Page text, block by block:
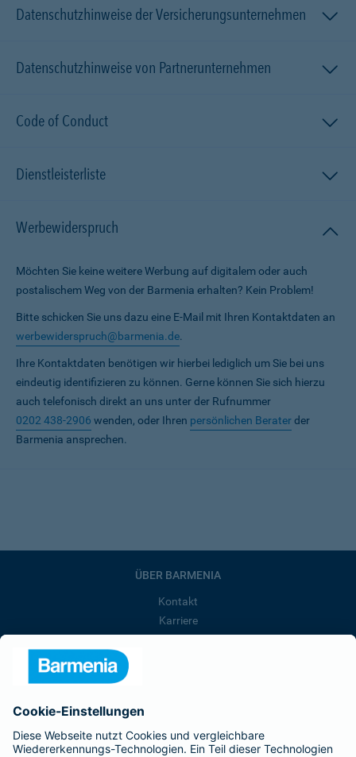
Datenschutzhinweise der Versicherungsunternehmen
Datenschutzhinweise von Partnerunternehmen
Code of Conduct
Dienstleisterliste
Werbewiderspruch
Möchten Sie keine weitere Werbung auf digitalem oder auch
postalischem Weg von der Barmenia erhalten? Kein Problem!
Bitte schicken Sie uns dazu eine E-Mail mit Ihren Kontaktdaten an
werbewiderspruch@barmenia.de.
Ihre Kontaktdaten benötigen wir hierbei lediglich um Sie bei uns
eindeutig identifizieren zu können. Gerne können Sie sich hierzu
auch telefonisch direkt an uns unter der Rufnummer
0202 438-2906 wenden, oder Ihren persönlichen Beraterder
Barmenia ansprechen.
ÜBER BARMENIA
Kontakt
Karriere
Barmenia ist Teil der BarmeniaGothaer
BELIEBTE SEITEN